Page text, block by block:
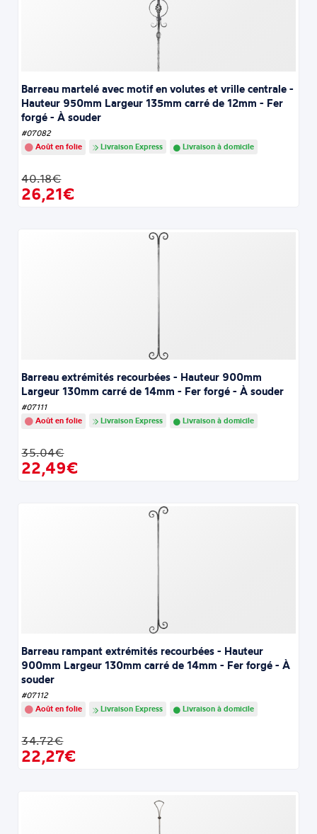
Barreau martelé avec motif en volutes et vrille centrale -
Hauteur 950mm Largeur 135mm carré de 12mm - Fer
forgé - À souder
#07082
Août en folie
Livraison Express Livraison à domicile
40.18€
26,21€
Barreau extrémités recourbées - Hauteur 900mm
Largeur 130mm carré de 14mm - Fer forgé - À souder
#07111
Août en folie
Livraison Express Livraison à domicile
35.04€
22,49€
Barreau rampant extrémités recourbées - Hauteur
900mm Largeur 130mm carré de 14mm - Fer forgé - À
souder
#07112
Août en folie
Livraison Express Livraison à domicile
34.72€
22,27€